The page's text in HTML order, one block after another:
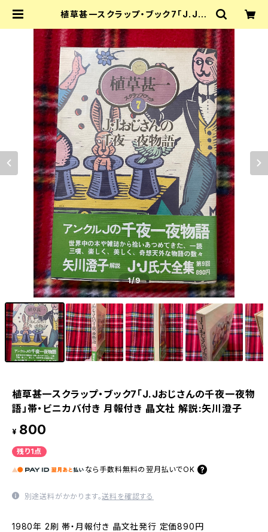
植草甚一スクラップ・ブック7「J.Jお
付き 月報付き 晶文社 解説:矢川澄子
| 古書 まずる
1/9
植草甚一スクラップ・ブック7「J.Jおじさんの千夜一夜物
語」帯・ビニカバ付き 月報付き 晶文社 解説:矢川澄子
¥ 800
残り1点
なら 手数料無料の 翌月払いでOK
別途送料がかかります。送料を確認する
1980年 2刷 帯・月報付き 晶文社発行 定価890円